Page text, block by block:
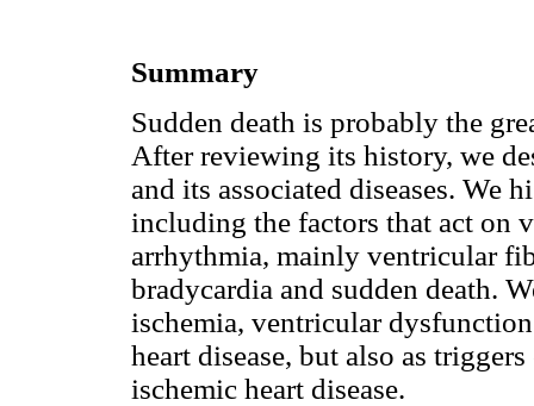
Summary
Sudden death is probably the
After reviewing its history, we
and its associated diseases. We
including the factors that act on
arrhythmia, mainly ventricular
bradycardia and sudden death.
ischemia, ventricular
heart disease, but also as
ischemic heart disease.